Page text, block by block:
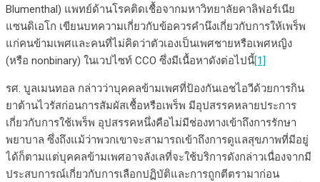
Blumenthal) แพทย์ด้านโรคติดเชื้อจากมหาวิทยาลัยคาลิฟอร์เนีย
แซนดิเอโก เขียนบทความเกี่ยวกับข้อควรคำนึงเกี่ยวกับการให้เพร็พ
แก่คนข้ามเพศและคนที่ไม่คิดว่าตัวเองเป็นเพศชายหรือเพศหญิง
(หรือ nonbinary) ในเวปไซท์ CCO ซึ่งมีเนื้อหาดังต่อไปนี้[1]
รศ. บูลเมนทอล กล่าวว่าบุคคลข้ามเพศที่ป้องกันเอชไอวีด้วยการกิน
ยาต้านไวรัสก่อนการสัมผัสเชื้อหรือเพร็พ มีอุปสรรคหลายประการ
เกี่ยวกับการใช้เพร็พ อุปสรรคหนึ่งคือไม่มีช่องทางเข้าถึงการรักษา
พยาบาล ซึ่งถึงแม้ว่าพวกเขาจะสามารถเข้าถึงการดูแลสุขภาพที่มีอยู่
ได้ก็ตามแต่บุคคลข้ามเพศอาจลังเลที่จะใช้บริการดังกล่าวเนื่องจากมี
ประสบการณ์เกี่ยวกับการเลือกปฏิบัติและการถูกตีตรามาก่อน